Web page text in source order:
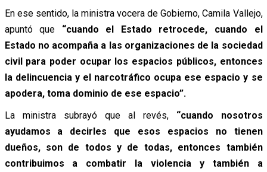
En ese sentido, la ministra vocera de Gobierno, Camila Vallejo,
apuntó que “cuando el Estado retrocede, cuando el
Estado no acompaña a las organizaciones de la sociedad
civil para poder ocupar los espacios públicos, entonces
la delincuencia y el narcotráfico ocupa ese espacio y se
apodera, toma dominio de ese espacio”.
La ministra subrayó que al revés, “cuando nosotros
ayudamos a decirles que esos espacios no tienen
dueños, son de todos y de todas, entonces también
contribuimos a combatir la violencia y también a